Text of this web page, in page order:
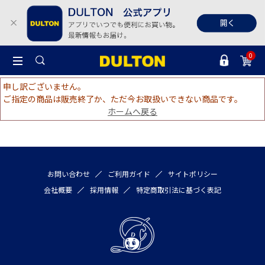
0
申し訳ございません。
ご指定の商品は販売終了か、ただ今お取扱いできない商品です。
ホームへ戻る
お問い合わせ ご利用ガイド
サイトポリシー
会社概要
採用情報 特定商取引法に基づく表記